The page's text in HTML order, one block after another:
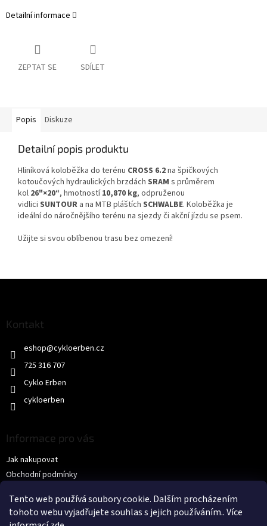
Tento web používá soubory cookie. Dalším procházením
tohoto webu vyjadřujete souhlas s jejich používáním.. Více
Detailní informace
ZEPTAT SE SDÍLET
Popis Diskuze
Detailní popis produktu
Hliníková koloběžka do terénu CROSS 6.2na špičkových
kotoučových hydraulických brzdách SRAM s průměrem
kol 26"×20“, hmotností 10,870 kg, odpruženou
vidlici SUNTOUR a na MTB pláštích SCHWALBE. Koloběžka je
ideální do náročnějšího terénu na sjezdy či akční jízdu se psem.
Užijte si svou oblíbenou trasu bez omezení!
Kontakt
eshop@cykloerben.cz
725 316 707
Cyklo Erben
cykloerben
Informace pro vás
Jak nakupovat
Obchodní podmínky
KONTAKTY